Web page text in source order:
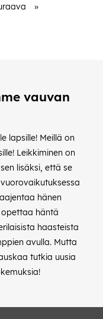
»
vauvan
lapsille! Meillä on
Leikkiminen on
lisäksi, että se
hänen
häntä
haasteista
avulla. Mutta
tutkia uusia